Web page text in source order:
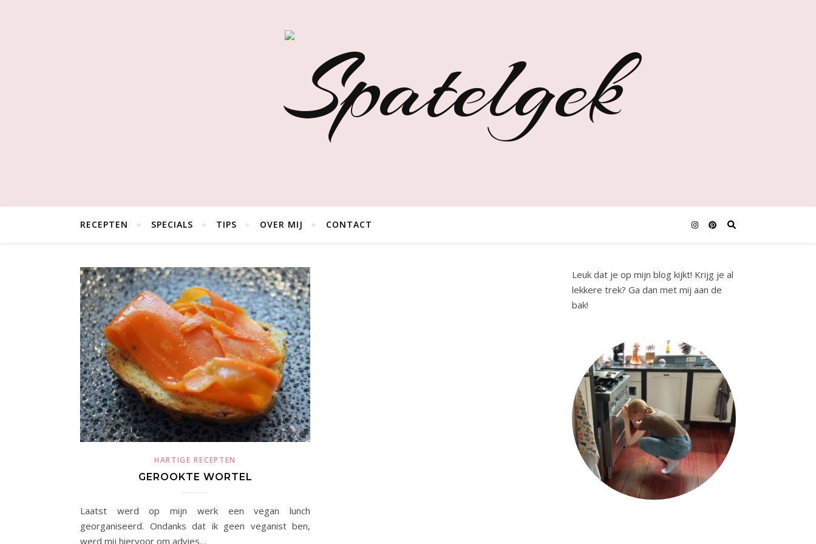
RECEPTEN SPECIALS TIPS OVER MIJ CONTACT
HARTIGE RECEPTEN
GEROOKTE WORTEL
Laatst werd op mijn werk een vegan lunch
georganiseerd. Ondanks dat ik geen veganist ben,
werd mij hiervoor om advies…
Leuk dat je op mijn blog kijkt! Krijg je al
lekkere trek? Ga dan met mij aan de
bak!